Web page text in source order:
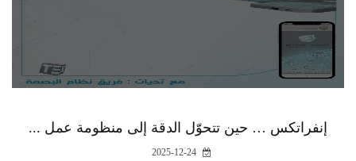
إنفراتكس … حين تتحوّل الدقة إلى منظومة عمل ...